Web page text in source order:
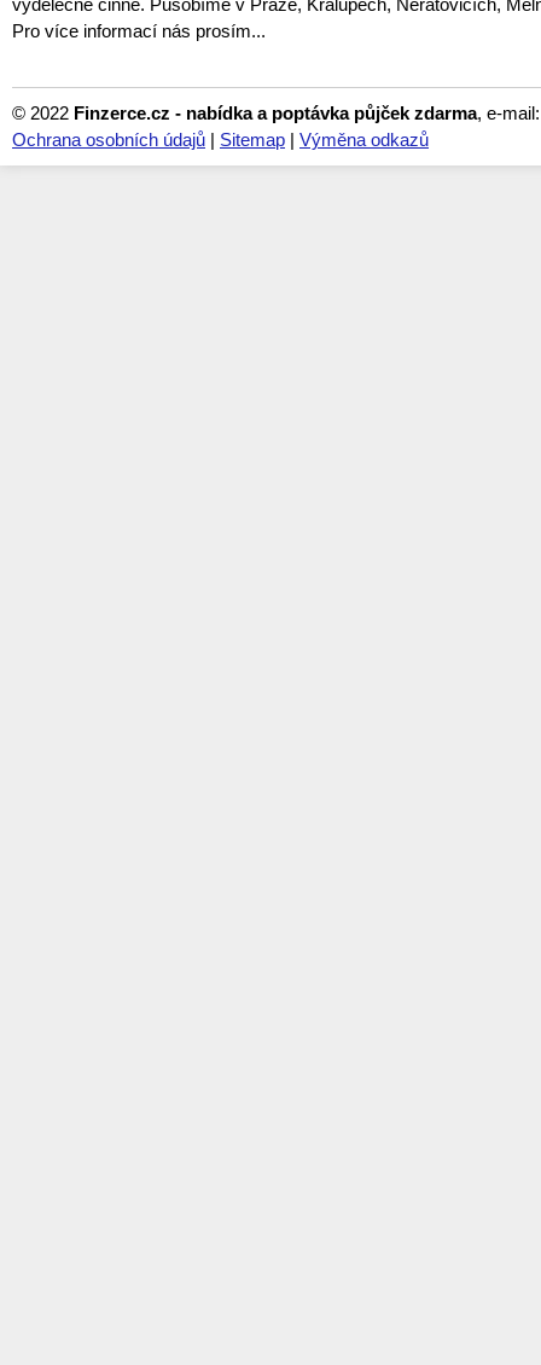
Pro více informací nás prosím...
© 2022 Finzerce.cz - nabídka a poptávka půjček zdarma, e-
Ochrana osobních údajů | Sitemap | Výměna odkazů